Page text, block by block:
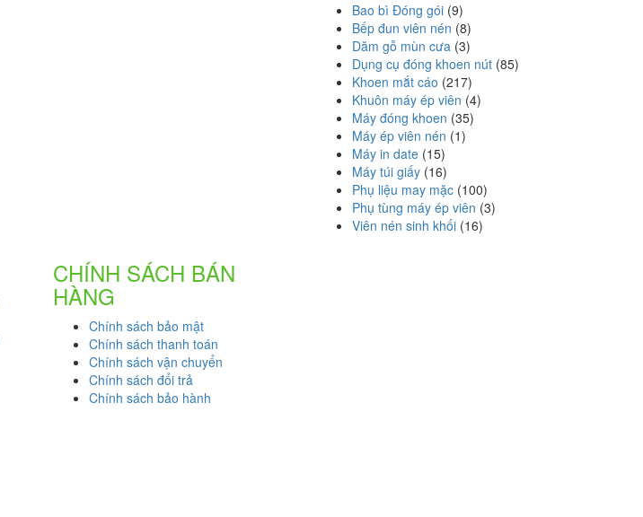
Bao bì Đóng gói (9)
Bếp đun viên nén (8)
Dăm gỗ mùn cưa (3)
Dụng cụ đóng khoen nút (85)
Khoen mắt cáo (217)
Khuôn máy ép viên (4)
Máy đóng khoen (35)
Máy ép viên nén (1)
Máy in date (15)
Máy túi giấy (16)
Phụ liệu may mặc (100)
Phụ tùng máy ép viên (3)
Viên nén sinh khối (16)
CHÍNH SÁCH BÁN
HÀNG
Chính sách bảo mật
Chính sách thanh toán
Chính sách vận chuyển
Chính sách đổi trả
Chính sách bảo hành